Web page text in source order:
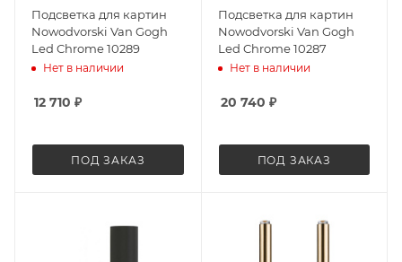
Подсветка для картин
Nowodvorski Van Gogh
Led Chrome 10289
Нет в наличии
12 710 ₽
ПОД ЗАКАЗ
Подсветка для картин
Nowodvorski Van Gogh
Led Chrome 10287
Нет в наличии
20 740 ₽
ПОД ЗАКАЗ